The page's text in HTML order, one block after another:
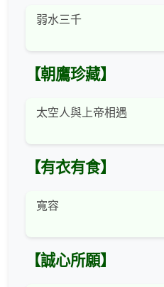
弱水三千
【朝鷹珍藏】
太空人與上帝相遇
【有衣有食】
寬容
【誠心所願】